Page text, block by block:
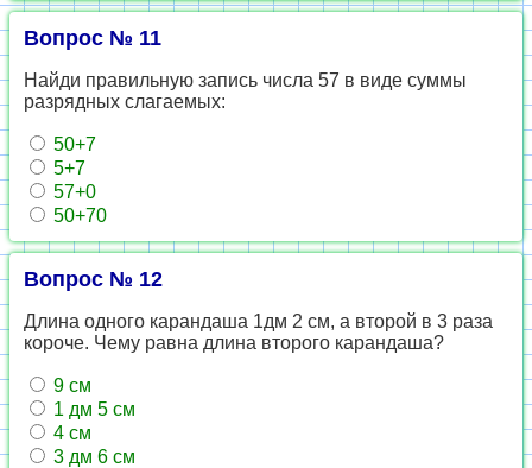
Вопрос № 11
Найди правильную запись числа 57 в виде суммы
разрядных слагаемых:
50+7
5+7
57+0
50+70
Вопрос № 12
Длина одного карандаша 1дм 2 см, а второй в 3 раза
короче. Чему равна длина второго карандаша?
9 см
1 дм 5 см
4 см
3 дм 6 см